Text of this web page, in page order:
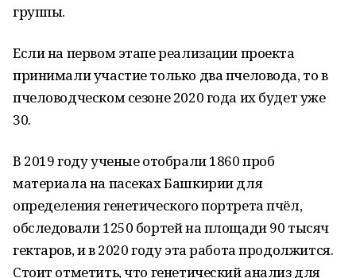
группы.
Если на первом этапе реализации проекта
принимали участие только два пчеловода, то в
пчеловодческом сезоне 2020 года их будет уже
30.
В 2019 году ученые отобрали 1860 проб
материала на пасеках Башкирии для
определения генетического портрета пчёл,
обследовали 1250 бортей на площади 90 тысяч
гектаров, и в 2020 году эта работа продолжится.
Стоит отметить, что генетический анализ для